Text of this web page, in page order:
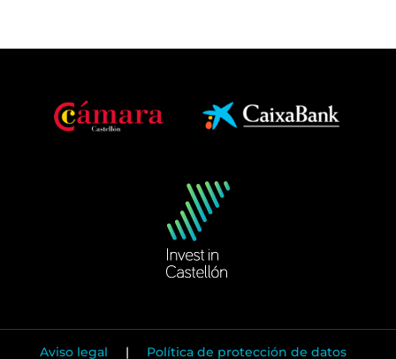
Aviso legal | Política de protección de datos